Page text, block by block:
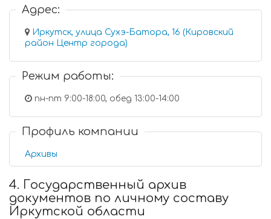
Адрес:
Иркутск, улица Сухэ-Батора, 16 (Кировский
район Центр города)
Режим работы:
пн-пт 9:00-18:00, обед 13:00-14:00
Профиль компании
Архивы
4. Государственный архив
документов по личному составу
Иркутской области